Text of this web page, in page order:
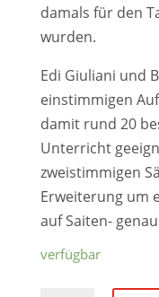
damals für den
wurden.
Edi Giuliani und
einstimmigen
damit rund 20
Unterricht
zweistimmigen
Erweiterung um
auf Saiten-
verfügbar